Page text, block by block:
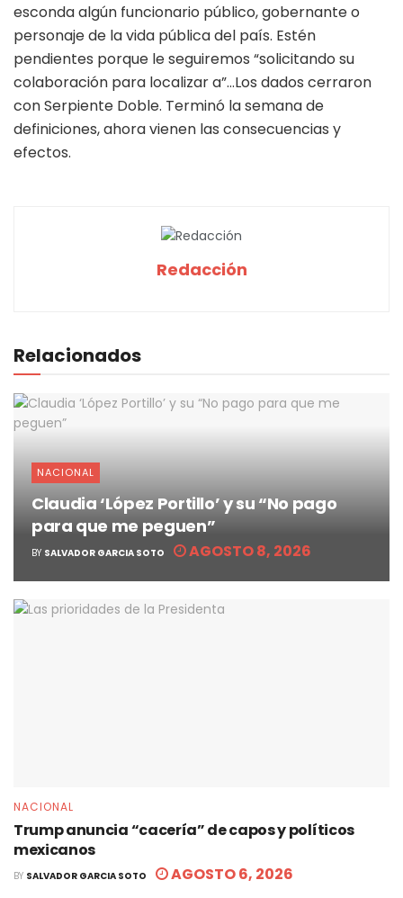
esconda algún funcionario público, gobernante o
personaje de la vida pública del país. Estén
pendientes porque le seguiremos “solicitando su
colaboración para localizar a”…Los dados cerraron
con Serpiente Doble. Terminó la semana de
definiciones, ahora vienen las consecuencias y
efectos.
Redacción
Relacionados
NACIONAL
Claudia ‘López Portillo’ y su “No pago
para que me peguen”
BY SALVADOR GARCIA SOTO AGOSTO 8, 2026
NACIONAL
Trump anuncia “cacería” de capos y políticos
mexicanos
BY SALVADOR GARCIA SOTO AGOSTO 6, 2026